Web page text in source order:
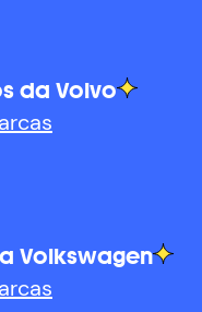
da Volvo
Volkswagen